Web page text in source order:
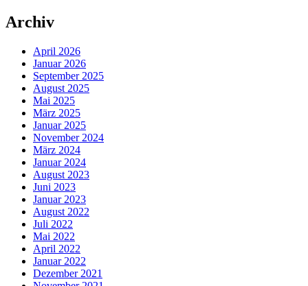
Archiv
April 2026
Januar 2026
September 2025
August 2025
Mai 2025
März 2025
Januar 2025
November 2024
März 2024
Januar 2024
August 2023
Juni 2023
Januar 2023
August 2022
Juli 2022
Mai 2022
April 2022
Januar 2022
Dezember 2021